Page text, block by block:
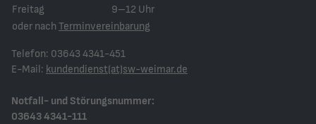
Freitag
9–12 Uhr
oder nach Terminvereinbarung
Telefon: 03643 4341-451
E-Mail: kundendienst(at)sw-weimar.de
Notfall- und Störungsnummer:
03643 4341-111